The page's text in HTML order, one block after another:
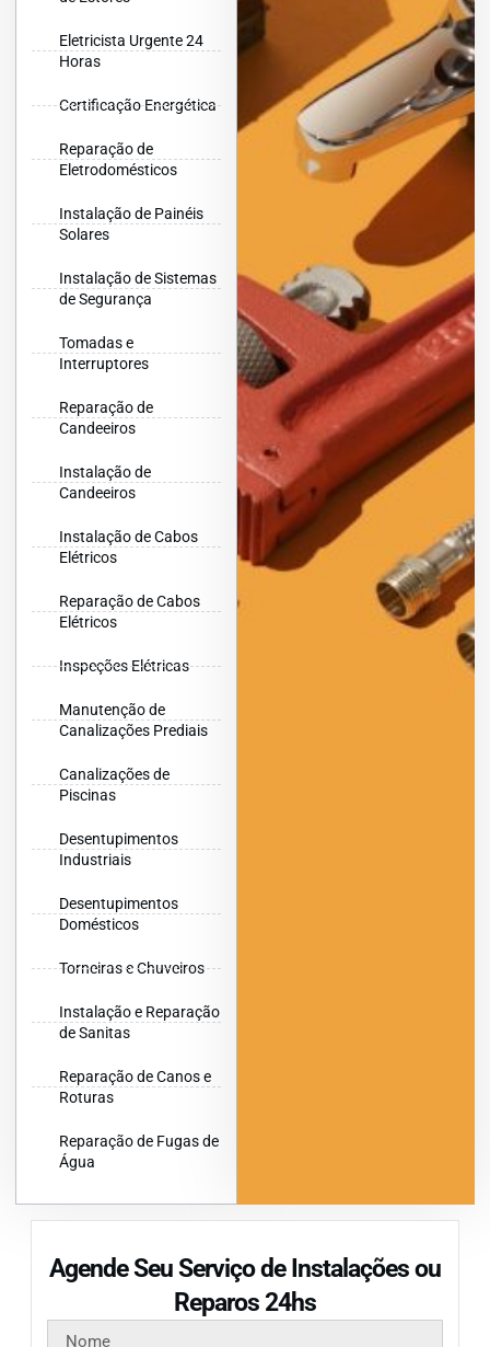
Eletricista Urgente 24
Horas
Certificação Energética
Reparação de
Eletrodomésticos
Instalação de Painéis
Solares
Instalação de Sistemas
de Segurança
Tomadas e
Interruptores
Reparação de
Candeeiros
Instalação de
Candeeiros
Instalação de Cabos
Elétricos
Reparação de Cabos
Elétricos
Inspeções Elétricas
Manutenção de
Canalizações Prediais
Canalizações de
Piscinas
Desentupimentos
Industriais
Desentupimentos
Domésticos
Torneiras e Chuveiros
Instalação e Reparação
de Sanitas
Reparação de Canos e
Roturas
Reparação de Fugas de
Água
Agende Seu Serviço de Instalações ou
Reparos 24hs